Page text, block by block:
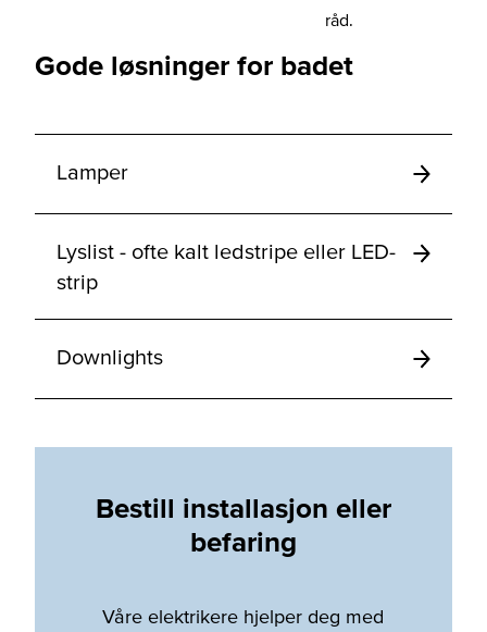
råd.
Gode løsninger for badet
Lamper
Lyslist - ofte kalt ledstripe eller LED-
strip
Downlights
Bestill installasjon eller
befaring
Våre elektrikere hjelper deg med